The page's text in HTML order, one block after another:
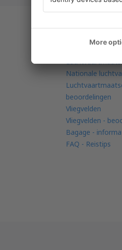
Kom meer te
Mobiele app
Nationale
beoordelingen
Vliegvelden
Vliegvelden -
Bagage -
FAQ - Reistips